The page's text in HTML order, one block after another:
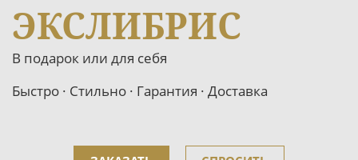
ЭКСЛИБРИС
В подарок или для себя
Быстро · Стильно · Гарантия · Доставка